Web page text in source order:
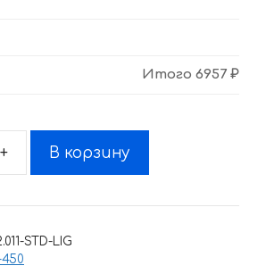
Итого 6957 ₽
Количество
Комплект
+ В корзину
STD-LIG
450